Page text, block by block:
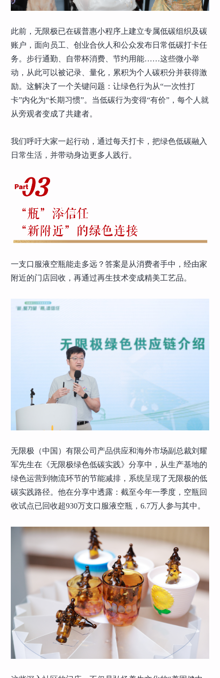
此前，无限极已在碳普惠小程序上建立专属低碳组织及碳
账户，面向员工、创业合伙人和公众发布日常低碳打卡任
务。步行通勤、自带杯消费、节约用能……这些微小举
动，从此可以被记录、量化，累积为个人碳积分并获得激
励。这解决了一个关键问题：让绿色行为从“一次性打
卡”内化为“长期习惯”。当低碳行为变得“有价”，每个人就
从旁观者变成了共建者。
我们呼吁大家一起行动，通过每天打卡，把绿色低碳融入
日常生活，并带动身边更多人践行。
一支口服液空瓶能走多远？答案是从消费者手中，经由家
附近的门店回收，再通过再生技术变成精美工艺品。
无限极（中国）有限公司产品供应和海外市场副总裁刘耀
军先生在《无限极绿色低碳实践》分享中，从生产基地的
绿色运营到物流环节的节能减排，系统呈现了无限极的低
碳实践路径。他在分享中透露：截至今年一季度，空瓶回
收试点已回收超930万支口服液空瓶，6.7万人参与其中。